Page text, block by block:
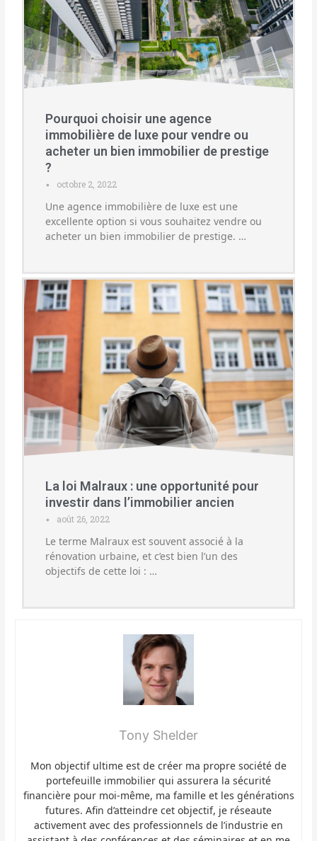
Pourquoi choisir une agence
immobilière de luxe pour vendre ou
acheter un bien immobilier de prestige
?
• octobre 2, 2022
Une agence immobilière de luxe est une
excellente option si vous souhaitez vendre ou
acheter un bien immobilier de prestige. …
La loi Malraux : une opportunité pour
investir dans l’immobilier ancien
• août 26, 2022
Le terme Malraux est souvent associé à la
rénovation urbaine, et c’est bien l’un des
objectifs de cette loi : …
Tony Shelder
Mon objectif ultime est de créer ma propre société de
portefeuille immobilier qui assurera la sécurité
financière pour moi-même, ma famille et les générations
futures. Afin d’atteindre cet objectif, je réseaute
activement avec des professionnels de l’industrie en